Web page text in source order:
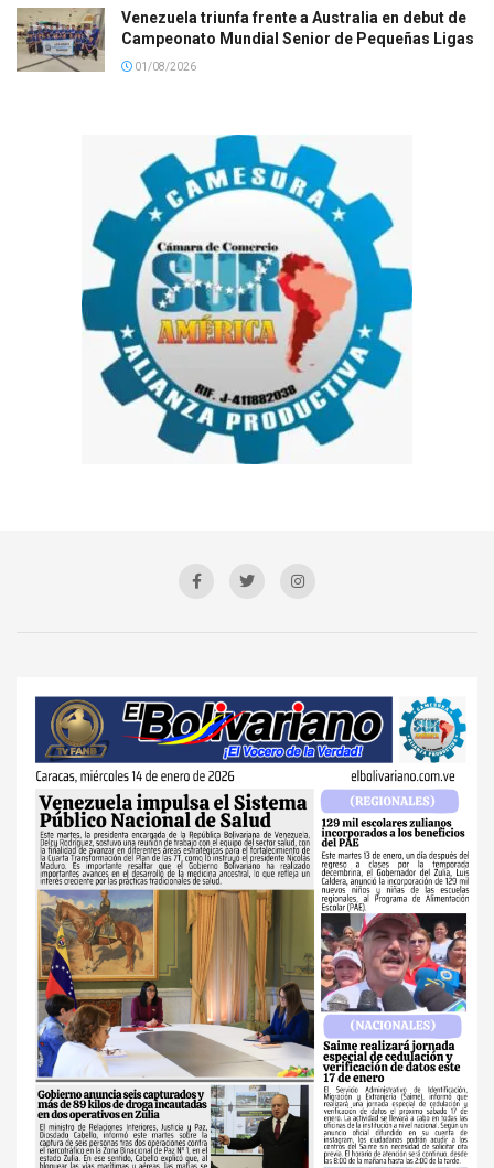
Venezuela triunfa frente a Australia en debut de
Campeonato Mundial Senior de Pequeñas Ligas
01/08/2026